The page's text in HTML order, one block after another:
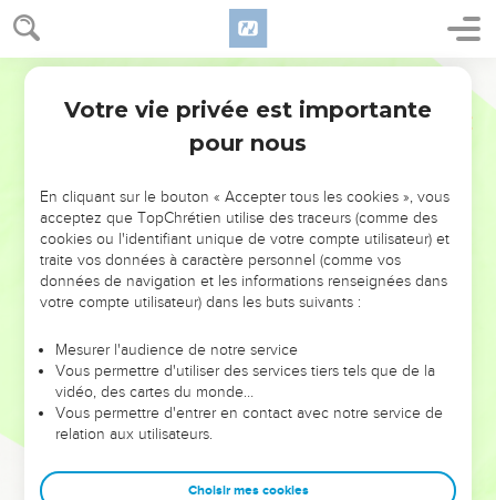
NE MANQUEZ PAS L’ÉVÉNEMENT
DE L’ANNÉE !
ET SI LEURS ERREURS POUVAIENT VOUS ÉVITER LES
VOTRES ?
leur foi ou leur vision. Mais on voit moins les doutes, les erreurs
et les saisons difficiles qu'ils ont traversés, alors même que ce
sont elles qui les ont façonnés.
Dans cette conférence, leaders, entrepreneurs, et responsables
clés pour avancer avec plus de sagesse afin que leurs erreurs
Votre vie privée est importante
pour nous
En cliquant sur le bouton « Accepter tous les cookies », vous
acceptez que TopChrétien utilise des traceurs (comme des
cookies ou l'identifiant unique de votre compte utilisateur) et
traite vos données à caractère personnel (comme vos
données de navigation et les informations renseignées dans
votre compte utilisateur) dans les buts suivants :
Mesurer l'audience de notre service
Vous permettre d'utiliser des services tiers tels que de la
vidéo, des cartes du monde…
Vous permettre d'entrer en contact avec notre service de
relation aux utilisateurs.
Choisir mes cookies